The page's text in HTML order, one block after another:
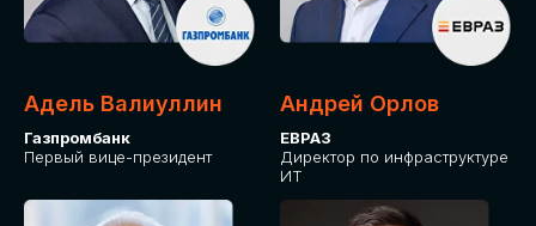
Адель Валиуллин
Газпромбанк
Первый вице-президент
Андрей Орлов
ЕВРАЗ
Директор по инфраструктуре
ИТ